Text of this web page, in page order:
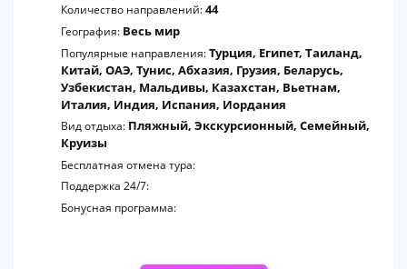
Количество направлений:44
География: Весь мир
Популярные направления:Турция, Египет, Таиланд,
Китай, ОАЭ, Тунис, Абхазия, Грузия, Беларусь,
Узбекистан, Мальдивы, Казахстан, Вьетнам,
Италия, Индия, Испания, Иордания
Вид отдыха: Пляжный, Экскурсионный, Семейный,
Круизы
Бесплатная отмена тура:
Поддержка 24/7:
Бонусная программа: